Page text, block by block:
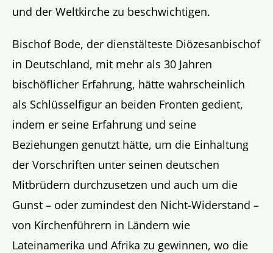
und der Weltkirche zu beschwichtigen.
Bischof Bode, der dienstälteste Diözesanbischof
in Deutschland, mit mehr als 30 Jahren
bischöflicher Erfahrung, hätte wahrscheinlich
als Schlüsselfigur an beiden Fronten gedient,
indem er seine Erfahrung und seine
Beziehungen genutzt hätte, um die Einhaltung
der Vorschriften unter seinen deutschen
Mitbrüdern durchzusetzen und auch um die
Gunst – oder zumindest den Nicht-Widerstand –
von Kirchenführern in Ländern wie
Lateinamerika und Afrika zu gewinnen, wo die